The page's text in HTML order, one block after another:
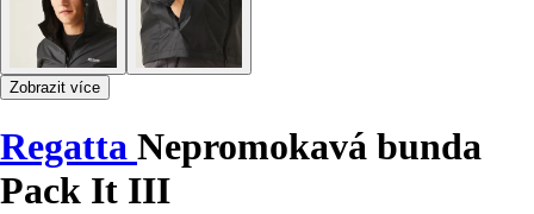
Zobrazit více
Regatta Nepromokavá bunda
Pack It III